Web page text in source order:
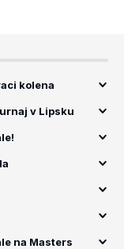
kolena
v Lipsku
na Masters